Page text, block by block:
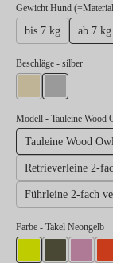
Gewicht Hund
bis 7 kg ab 7 kg
Beschlägeauswählen
- silber
Modell - Tauleine Wood
Tauleine Wood
Retrieverleine 2-
Führleine 2-fach
Farbe - Takel Neongelb